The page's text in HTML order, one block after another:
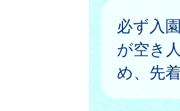
必ず入
が空き
め、先